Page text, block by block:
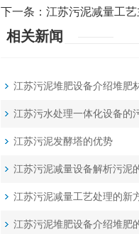
下一条： 江苏污泥减量工
相关新闻
江苏污泥堆肥设备介绍堆肥
江苏污水处理一体化设备的
江苏污泥发酵塔的优势
江苏污泥减量设备解析污泥
江苏污泥减量工艺处理的新
江苏污泥堆肥设备介绍堆肥